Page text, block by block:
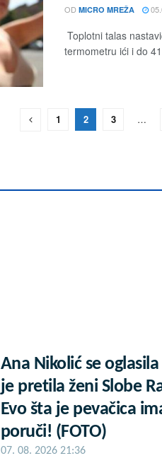
OD MICRO MREŽA
Toplotni talas
termometru ići i do
1 2 3 …
Ana Nikolić se
je pretila ženi Slobe
Evo šta je pevačica
poruči! (FOTO)
07. 08. 2026 21:36